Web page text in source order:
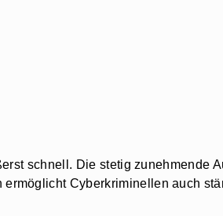
schnell. Die stetig zunehmende
Cyberkriminellen auch